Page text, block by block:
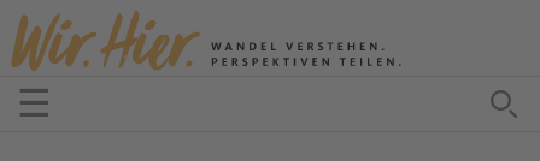
Zum Inhalt springen
☰Menü öffnen